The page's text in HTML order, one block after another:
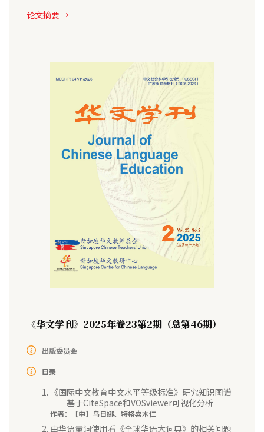
论文摘要
《华文学刊》2025年卷23第2期（总第46期）
出版委员会
目录
《国际中文教育中文水平等级标准》研究知识图谱
——基于CiteSpace和VOSviewer可视化分析
作者：【中】乌日娜、特格喜木仁
由华语量词使用看《全球华语大词典》的相关问题